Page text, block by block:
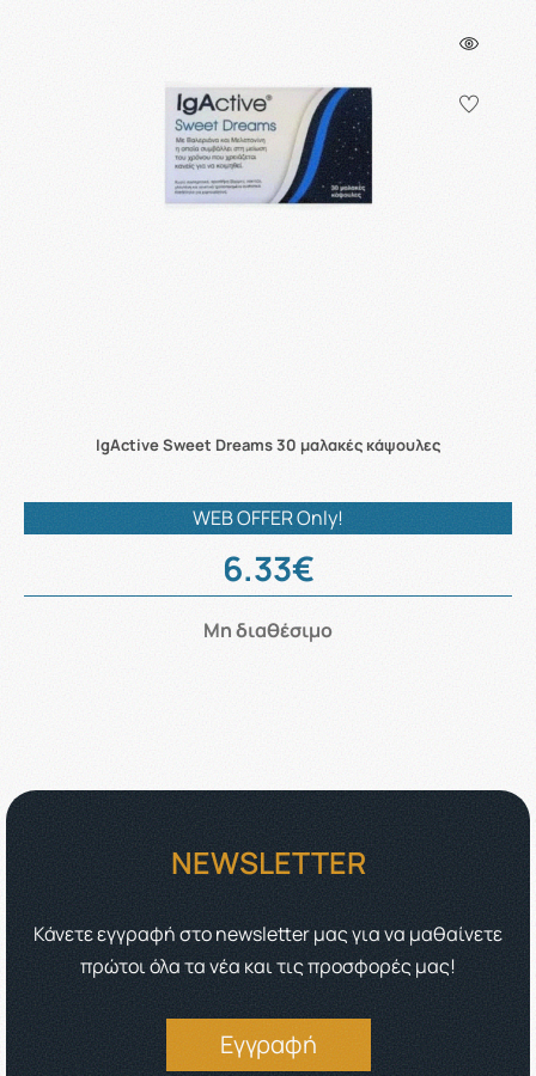
IgActive Sweet Dreams 30 μαλακές κάψουλες
WEB OFFER Only!
6.33€
Μη διαθέσιμο
NEWSLETTER
Κάνετε εγγραφή στο newsletter μας για να μαθαίνετε
πρώτοι όλα τα νέα και τις προσφορές μας!
Εγγραφή